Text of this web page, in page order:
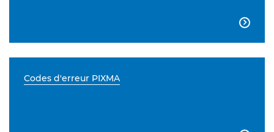

Codes d'erreur PIXMA